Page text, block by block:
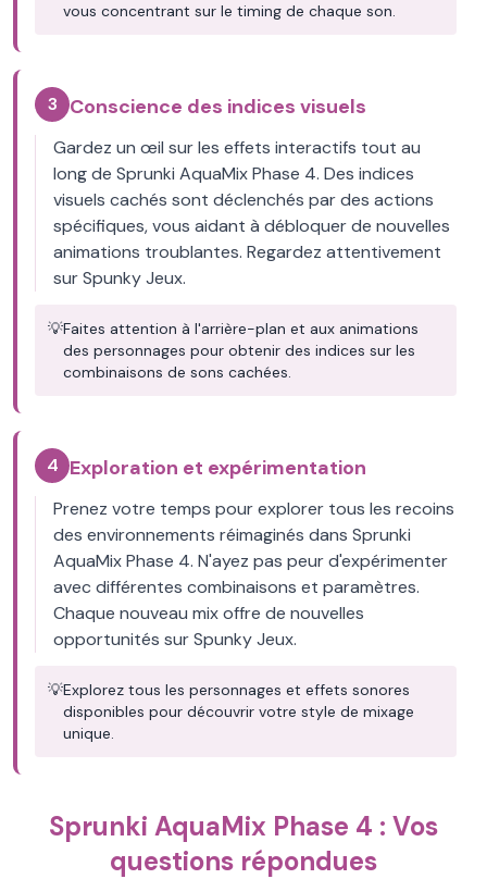
vous concentrant sur le timing de chaque son.
3 Conscience des indices visuels
Gardez un œil sur les effets interactifs tout au
long de Sprunki AquaMix Phase 4. Des indices
visuels cachés sont déclenchés par des actions
spécifiques, vous aidant à débloquer de nouvelles
animations troublantes. Regardez attentivement
sur Spunky Jeux.
💡Faites attention à l'arrière-plan et aux animations
des personnages pour obtenir des indices sur les
combinaisons de sons cachées.
4 Exploration et expérimentation
Prenez votre temps pour explorer tous les recoins
des environnements réimaginés dans Sprunki
AquaMix Phase 4. N'ayez pas peur d'expérimenter
avec différentes combinaisons et paramètres.
Chaque nouveau mix offre de nouvelles
opportunités sur Spunky Jeux.
💡Explorez tous les personnages et effets sonores
disponibles pour découvrir votre style de mixage
unique.
Sprunki AquaMix Phase 4 : Vos
questions répondues